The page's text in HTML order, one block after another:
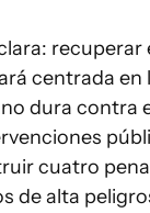
recuperar
centrada en
dura contra
cuatro
de alta